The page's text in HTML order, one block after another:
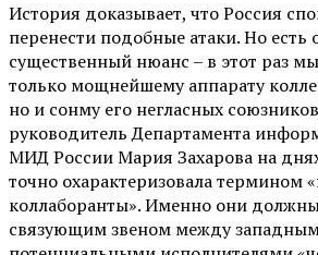
История доказывает, что Россия
перенести подобные атаки. Но есть
существенный нюанс – в этот раз
только мощнейшему аппарату
но и сонму его негласных
руководитель Департамента
МИД России Мария Захарова на
точно охарактеризовала
коллаборанты». Именно они
связующим звеном между